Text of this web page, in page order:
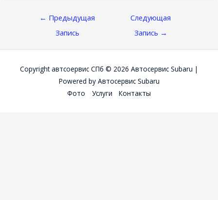
Навигация
Записям
← Предыдущая
Запись
Следующая
Запись →
Copyright автсоервис СПб © 2026 Автосервис Subaru |
Powered by Автосервис Subaru
Фото
Услуги Контакты